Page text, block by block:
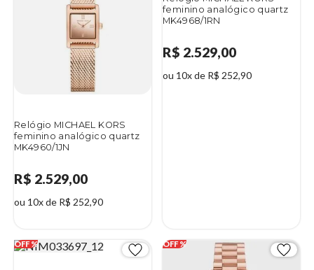
Relógio MICHAEL KORS
feminino analógico quartz
MK4960/1JN
R$ 2.529,00
ou 10x de R$ 252,90
feminino analógico quartz
MK4968/1RN
R$ 2.529,00
ou 10x de R$ 252,90